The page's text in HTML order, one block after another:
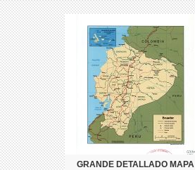
GRANDE DETALLADO MAPA